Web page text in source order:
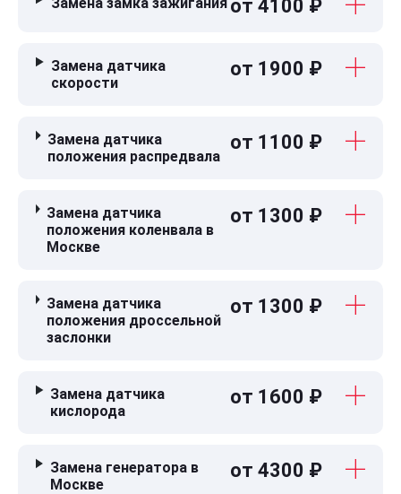
от 4100 ₽
Замена датчика
скорости
от 1900 ₽
Замена датчика
положения распредвала
от 1100 ₽
Замена датчика
положения коленвала в
Москве
от 1300 ₽
Замена датчика
положения дроссельной
заслонки
от 1300 ₽
Замена датчика
кислорода
от 1600 ₽
Замена генератора в
Москве
от 4300 ₽